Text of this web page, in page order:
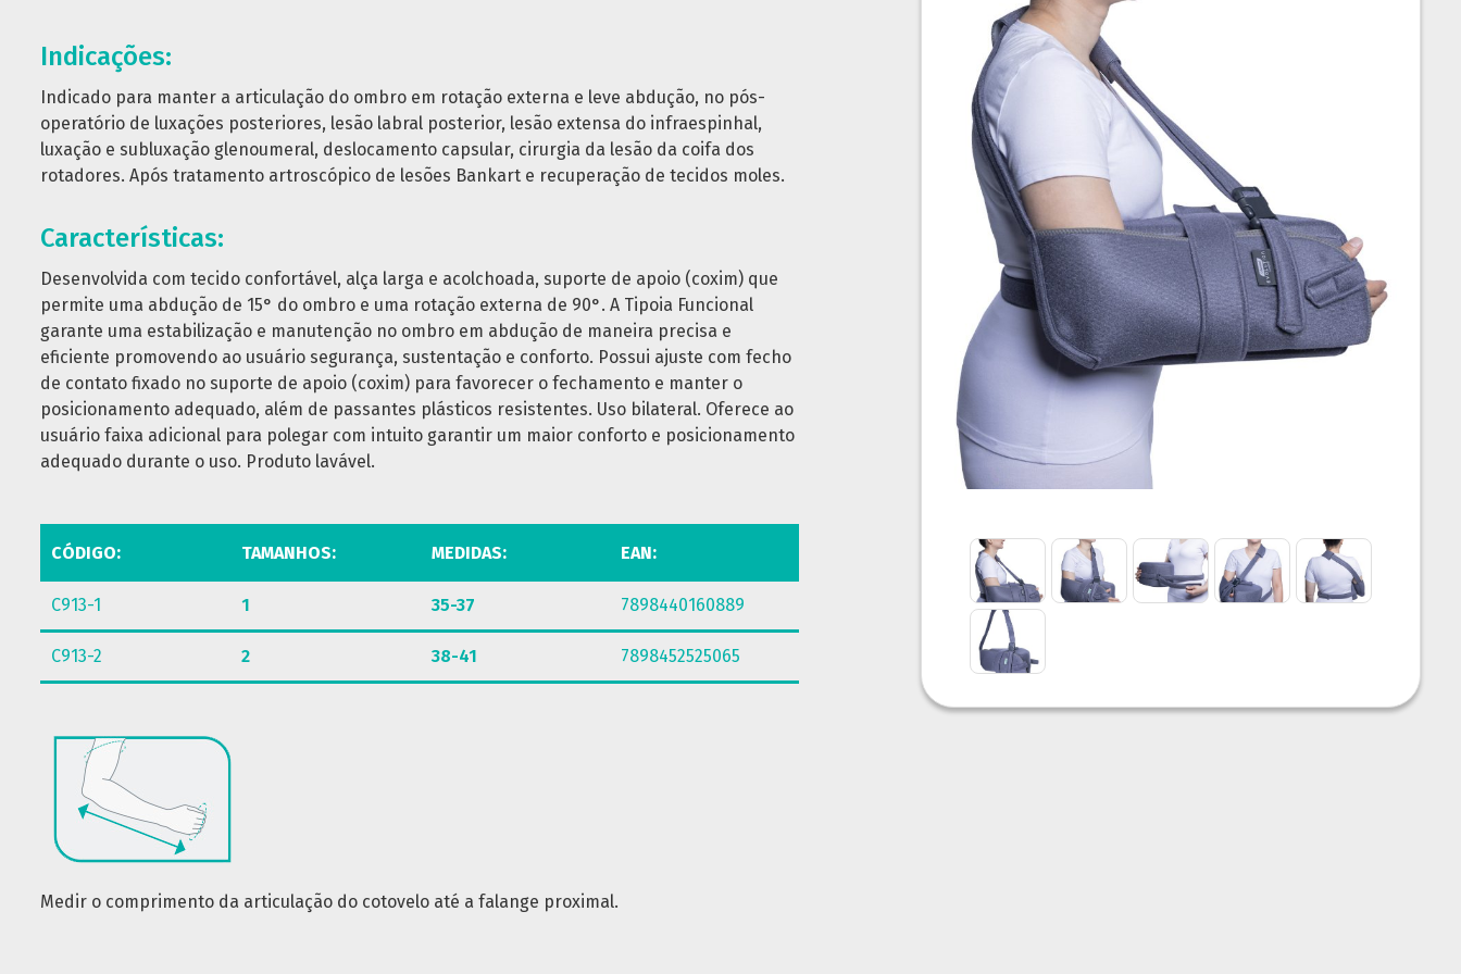
Indicações:
Indicado para manter a articulação do ombro em rotação externa e leve abdução, no pós-
operatório de luxações posteriores, lesão labral posterior, lesão extensa do infraespinhal,
luxação e subluxação glenoumeral, deslocamento capsular, cirurgia da lesão da coifa dos
rotadores. Após tratamento artroscópico de lesões Bankart e recuperação de tecidos moles.
Características:
Desenvolvida com tecido confortável, alça larga e acolchoada, suporte de apoio (coxim) que
permite uma abdução de 15° do ombro e uma rotação externa de 90°. A Tipoia Funcional
garante uma estabilização e manutenção no ombro em abdução de maneira precisa e
eficiente promovendo ao usuário segurança, sustentação e conforto. Possui ajuste com fecho
de contato fixado no suporte de apoio (coxim) para favorecer o fechamento e manter o
posicionamento adequado, além de passantes plásticos resistentes. Uso bilateral. Oferece ao
usuário faixa adicional para polegar com intuito garantir um maior conforto e posicionamento
adequado durante o uso. Produto lavável.
CÓDIGO: TAMANHOS: MEDIDAS: EAN:
C913-1 1 35-37 7898440160889
C913-2 2 38-41 7898452525065
Medir o comprimento da articulação do cotovelo até a falange proximal.